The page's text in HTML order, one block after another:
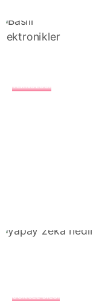
TEKNOLOJI
GÜNCEL BILGI